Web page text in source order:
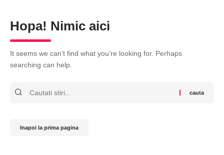
Hopa! Nimic aici
It seems we can’t find what you’re looking for. Perhaps
searching can help.
Inapoi la prima pagina